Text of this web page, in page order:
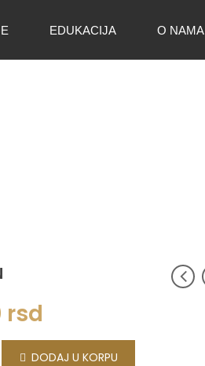
EDUKACIJA O NAMA
rsd
DODAJ U KORPU